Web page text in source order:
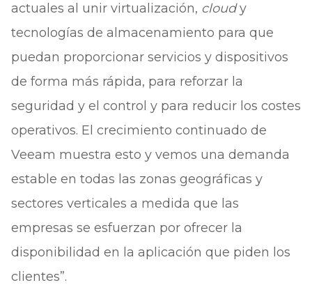
actuales al unir virtualización, cloudy
tecnologías de almacenamiento para que
puedan proporcionar servicios y dispositivos
de forma más rápida, para reforzar la
seguridad y el control y para reducir los costes
operativos. El crecimiento continuado de
Veeam muestra esto y vemos una demanda
estable en todas las zonas geográficas y
sectores verticales a medida que las
empresas se esfuerzan por ofrecer la
disponibilidad en la aplicación que piden los
clientes”.